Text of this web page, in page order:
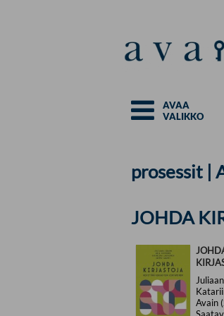
AVAA
VALIKKO
prosessit |
JOHDA
Avain